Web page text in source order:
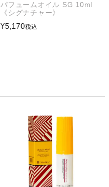
パフュームオイル SG 10ml
《シグナチャー》
¥5,170税込